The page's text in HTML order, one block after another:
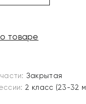
товаре
Закрытая
2 класс (23-32